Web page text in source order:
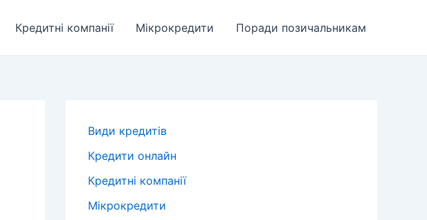
Кредитні компанії Мікрокредити Поради позичальникам
Види кредитів
Кредити онлайн
Кредитні компанії
Мікрокредити